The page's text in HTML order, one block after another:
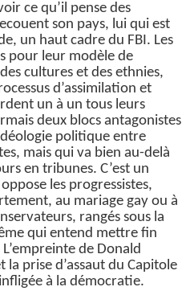
ce qu’il pense des
son pays, lui qui est
un haut cadre du FBI. Les
pour leur modèle de
cultures et des ethnies,
d’assimilation et
un à un tous leurs
deux blocs antagonistes
politique entre
mais qui va bien au-delà
en tribunes. C’est un
les progressistes,
au mariage gay ou à
rangés sous la
qui entend mettre fin
de Donald
la prise d’assaut du Capitole
à la démocratie.